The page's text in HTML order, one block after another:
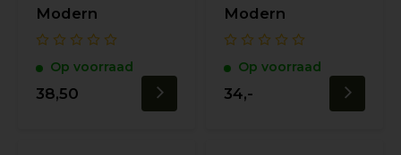
Modern
Op voorraad
38,50
Modern
Op voorraad
34,-